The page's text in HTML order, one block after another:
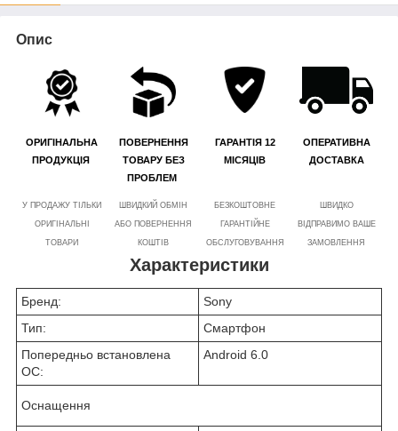
Опис
ОРИГІНАЛЬНА
ПРОДУКЦІЯ
ПОВЕРНЕННЯ
ТОВАРУ БЕЗ
ПРОБЛЕМ
ГАРАНТІЯ 12
МІСЯЦІВ
ОПЕРАТИВНА
ДОСТАВКА
У ПРОДАЖУ ТІЛЬКИ
ОРИГІНАЛЬНІ
ТОВАРИ
ШВИДКИЙ ОБМІН
АБО ПОВЕРНЕННЯ
КОШТІВ
БЕЗКОШТОВНЕ
ГАРАНТІЙНЕ
ОБСЛУГОВУВАННЯ
ШВИДКО
ВІДПРАВИМО ВАШЕ
ЗАМОВЛЕННЯ
Характеристики
Бренд:
Sony
Тип:
Смартфон
Попередньо встановлена
ОС:
Android 6.0
Оснащення